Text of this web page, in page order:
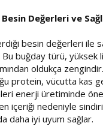
Besin Değerleri ve
besin değerleri ile
buğday türü, yüksek
oldukça zengindir.
protein, vücutta kas
enerji üretiminde
içeriği nedeniyle
daha iyi uyum sağlar.